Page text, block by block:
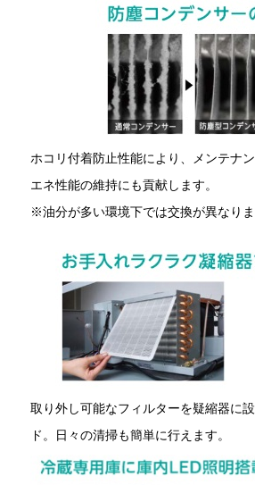
ホコリ付着防止性能により、メンテナ
エネ性能の維持にも貢献します。
※油分が多い環境下では交換が異なりま
取り外し可能なフィルターを疑縮器に
ド。日々の清掃も簡単に行えます。